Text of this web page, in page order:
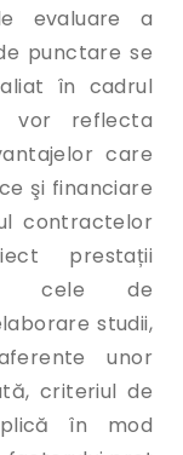
evaluare a
punctare se
în cadrul
vor reflecta
care
şi financiare
contractelor
prestații
cele de
studii,
unor
criteriul de
în mod